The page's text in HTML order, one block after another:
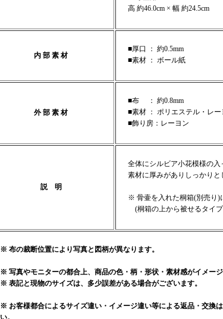
高 約46.0cm × 幅 約24.5cm
内 部 素 材
■厚口 ： 約0.5mm
■素材 ： ボール紙
外 部 素 材
■布 ： 約0.8mm
■素材 ： ポリエステル・レー
■飾り房：レーヨン
説 明
全体にシルビア小花模様の入
素材に厚みがありしっかりと
※ 骨壷を入れた桐箱(別売り)
(桐箱の上から被せるタイ
※ 布の裁断位置により写真と図柄が異なります。
※ 写真やモニターの都合上、商品の色・柄・形状・素材感がイメージ
※ 表記と現物のサイズは、多少誤差がある場合がございます。
※ お客様都合によるサイズ違い・イメージ違い等による返品・交換